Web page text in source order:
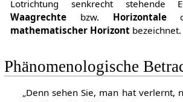
Lotrichtung senkrecht stehende
Waagrechtebzw. Horizontale
mathematischer Horizontbezeichnet.
Phänomenologische
„Denn sehen Sie, man hat verlernt,